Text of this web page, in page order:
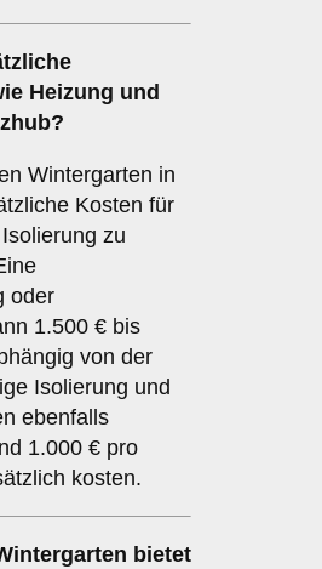
Heizung und
Wintergarten in
Kosten für
zu
oder
1.500 € bis
von der
Isolierung und
ebenfalls
1.000 € pro
kosten.
bietet